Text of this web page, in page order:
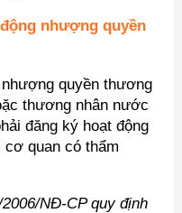
nhượng quyền
quyền thương
thương nhân nước
đăng ký hoạt động
quan có thẩm
NĐ-CP quy định